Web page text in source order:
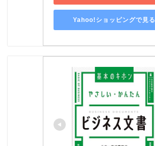
Yahoo!ショッピングで見る